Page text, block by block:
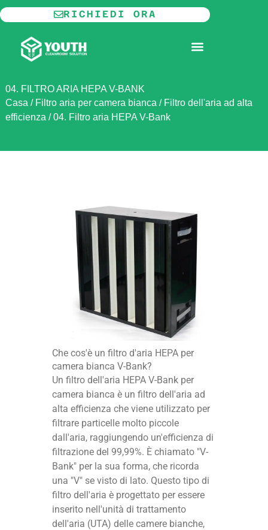
Vai
al
contenuto
RICHIEDI ORA
04. FILTRO ARIA HEPA V-BANK
Casa / Filtro aria per camera bianca / Filtro dell'aria ad alta
efficienza /04. Filtro aria HEPA V-Bank
Che cos'è un filtro d'aria HEPA per
camera bianca V-Bank?
Un filtro dell'aria HEPA V-Bank per
camera bianca è un filtro dell'aria ad
alta efficienza che viene utilizzato per
filtrare particelle molto piccole
dall'aria, raggiungendo un'efficienza di
filtrazione del 99,99%. È chiamato "V-
Bank" per la sua forma, che ricorda
una "V" se visto di lato. Questo tipo di
filtro dell'aria è progettato per essere
inserito nell'unità di trattamento
dell'aria (UTA) delle camere bianche,